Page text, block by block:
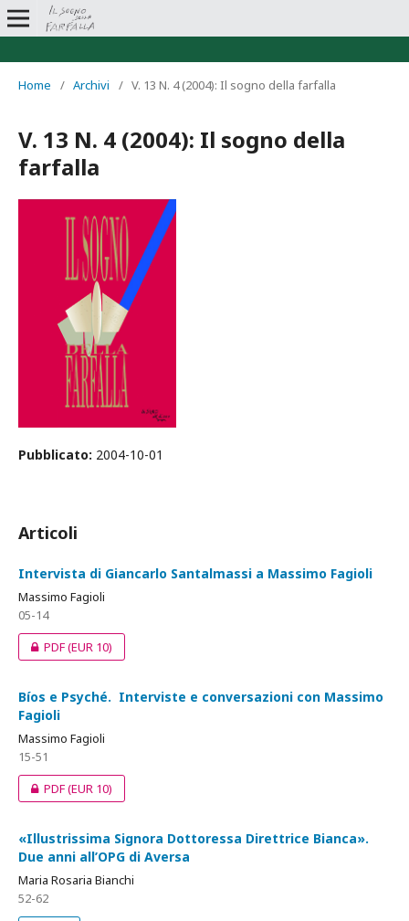
Home / Archivi / V. 13 N. 4 (2004): Il sogno della farfalla
V. 13 N. 4 (2004): Il sogno della
farfalla
Pubblicato: 2004-10-01
Articoli
Intervista di Giancarlo Santalmassi a Massimo Fagioli
Massimo Fagioli
05-14
PDF(EUR 10)
Bíos e Psyché. Interviste e conversazioni con Massimo
Fagioli
Massimo Fagioli
15-51
PDF(EUR 10)
«Illustrissima Signora Dottoressa Direttrice Bianca».
Due anni all’OPG di Aversa
Maria Rosaria Bianchi
52-62